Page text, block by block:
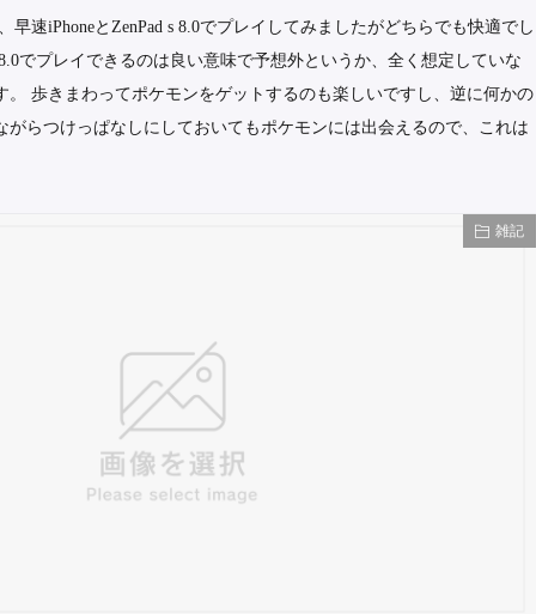
早速iPhoneとZenPad s 8.0でプレイしてみましたがどちらでも快適でし
でプレイできるのは良い意味で予想外というか、全く想定していな
。 歩きまわってポケモンをゲットするのも楽しいですし、逆に何かの
がらつけっぱなしにしておいてもポケモンには出会えるので、これは
雑記